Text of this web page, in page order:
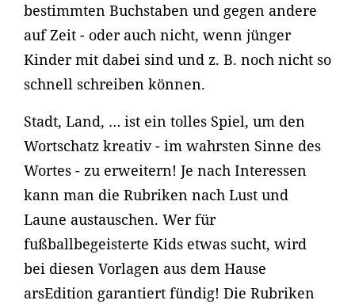
bestimmten Buchstaben und gegen andere
auf Zeit - oder auch nicht, wenn jünger
Kinder mit dabei sind und z. B. noch nicht so
schnell schreiben können.
Stadt, Land, … ist ein tolles Spiel, um den
Wortschatz kreativ - im wahrsten Sinne des
Wortes - zu erweitern! Je nach Interessen
kann man die Rubriken nach Lust und
Laune austauschen. Wer für
fußballbegeisterte Kids etwas sucht, wird
bei diesen Vorlagen aus dem Hause
arsEdition garantiert fündig! Die Rubriken